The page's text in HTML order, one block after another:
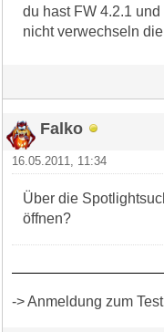
du hast FW 4.2.1
nicht verwechseln
Falko
16.05.2011, 11:34
Über die
öffnen?
-> Anmeldung zum